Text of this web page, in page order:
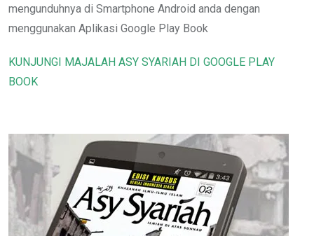
mengunduhnya di Smartphone Android anda dengan
menggunakan Aplikasi Google Play Book
KUNJUNGI MAJALAH ASY SYARIAH DI GOOGLE PLAY
BOOK